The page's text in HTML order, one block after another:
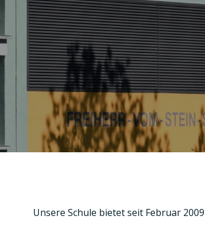
Unsere Schule bietet seit Februar